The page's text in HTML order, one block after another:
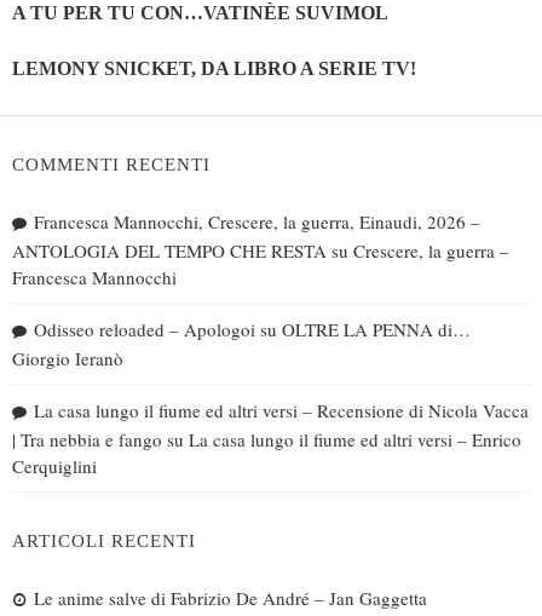
A TU PER TU CON…VATINÈE SUVIMOL
LEMONY SNICKET, DA LIBRO A SERIE TV!
COMMENTI RECENTI
Francesca Mannocchi, Crescere, la guerra, Einaudi, 2026 –
ANTOLOGIA DEL TEMPO CHE RESTA su Crescere, la guerra –
Francesca Mannocchi
Odisseo reloaded – Apologoi su OLTRE LA PENNA di…
Giorgio Ieranò
La casa lungo il fiume ed altri versi – Recensione di Nicola Vacca
| Tra nebbia e fango su La casa lungo il fiume ed altri versi – Enrico
Cerquiglini
ARTICOLI RECENTI
Le anime salve di Fabrizio De André – Jan Gaggetta